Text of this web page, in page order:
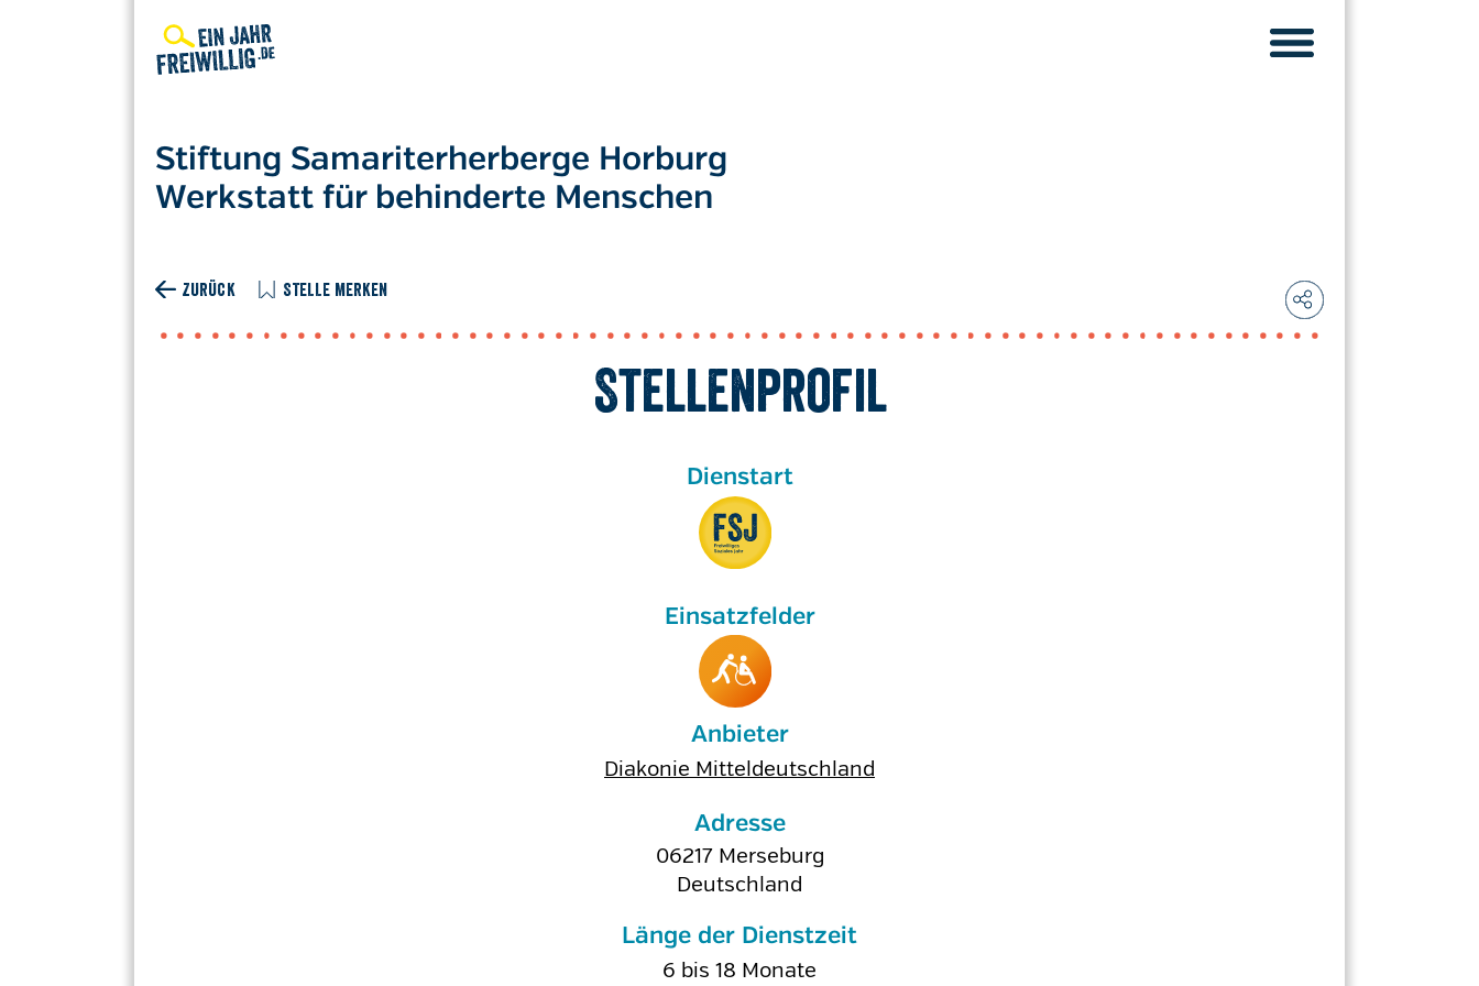
Stiftung Samariterherberge Horburg
Werkstatt für behinderte Menschen
ZURÜCK STELLE MERKEN
Stellenprofil
Anbieter
Diakonie Mitteldeutschland
Adresse
06217 Merseburg
Deutschland
Länge der Dienstzeit
6 bis 18 Monate